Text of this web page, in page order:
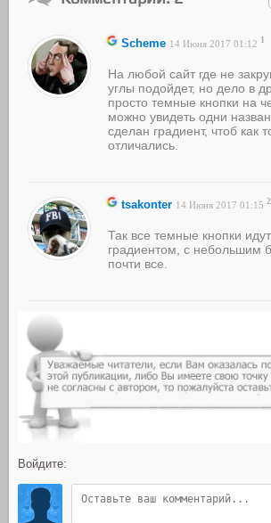
Scheme 14 Июня 2017 01:12 1
На любой сайт где не
углы подойдет, но дело в
просто темные кнопки на
можно увидеть одни
сделан градиент, чтоб как
отличались.
tsakonter 14 Июня 2017 01:15 2
Так все темные кнопки
градиентом, с небольшим
почти все.
Войдите: